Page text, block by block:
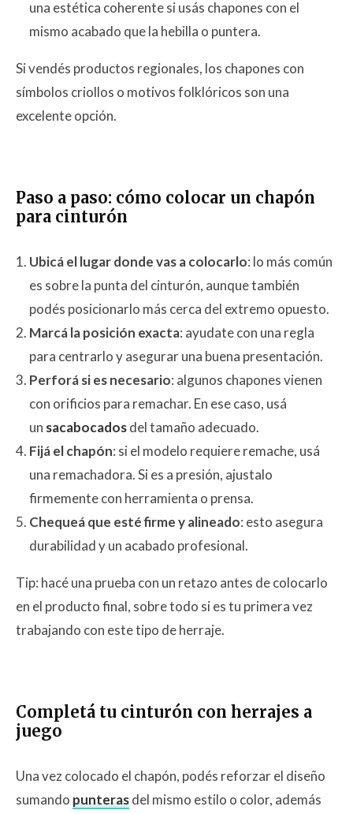
una estética coherente si usás chapones con el
mismo acabado que la hebilla o puntera.
Si vendés productos regionales, los chapones con
símbolos criollos o motivos folklóricos son una
excelente opción.
Paso a paso: cómo colocar un chapón
para cinturón
Ubicá el lugar donde vas a colocarlo: lo más común
es sobre la punta del cinturón, aunque también
podés posicionarlo más cerca del extremo opuesto.
Marcá la posición exacta: ayudate con una regla
para centrarlo y asegurar una buena presentación.
Perforá si es necesario: algunos chapones vienen
con orificios para remachar. En ese caso, usá
un sacabocadosdel tamaño adecuado.
Fijá el chapón: si el modelo requiere remache, usá
una remachadora. Si es a presión, ajustalo
firmemente con herramienta o prensa.
Chequeá que esté firme y alineado: esto asegura
durabilidad y un acabado profesional.
Tip: hacé una prueba con un retazo antes de colocarlo
en el producto final, sobre todo si es tu primera vez
trabajando con este tipo de herraje.
Completá tu cinturón con herrajes a
juego
Una vez colocado el chapón, podés reforzar el diseño
sumandopunterasdel mismo estilo o color, además